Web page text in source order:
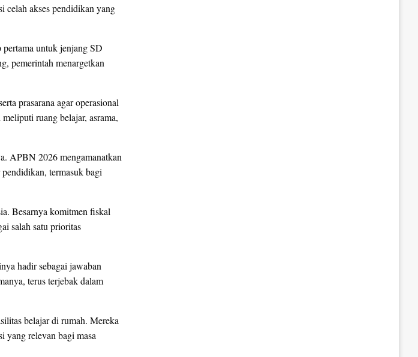
celah akses pendidikan yang
untuk jenjang SD
pemerintah menargetkan
prasarana agar operasional
ruang belajar, asrama,
APBN 2026 mengamanatkan
termasuk bagi
Besarnya komitmen fiskal
salah satu prioritas
hadir sebagai jawaban
terus terjebak dalam
belajar di rumah. Mereka
yang relevan bagi masa